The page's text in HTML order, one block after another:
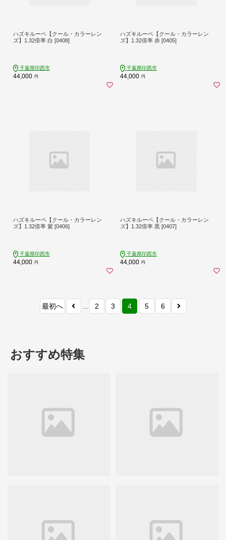
ハズキルーペ【クール・カラーレン
ズ】1.32倍率 白 [0408]
千葉県印西市
44,000 円
ハズキルーペ【クール・カラーレン
ズ】1.32倍率 赤 [0405]
千葉県印西市
44,000 円
ハズキルーペ【クール・カラーレン
ズ】1.32倍率 紫 [0406]
千葉県印西市
44,000 円
ハズキルーペ【クール・カラーレン
ズ】1.32倍率 黒 [0407]
千葉県印西市
44,000 円
最初へ 2 3 4 5 6
おすすめ特集